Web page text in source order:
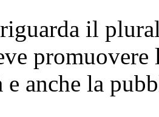
il
anche la